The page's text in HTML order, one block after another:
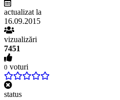
actualizat la
16.09.2015
vizualizări
7451
0 voturi
status